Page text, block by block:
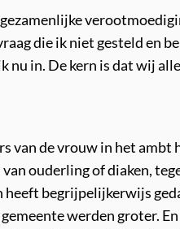
die ik niet gesteld en
nu in. De kern is dat wij
van de vrouw in het
ouderling of diaken,
heeft begrijpelijkerwijs
werden groter.